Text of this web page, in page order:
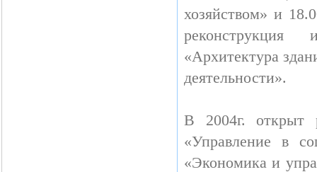
хозяйством» и
реконструкция
«Архитектура
деятельности».
В 2004г. открыт
«Управление в
«Экономика и